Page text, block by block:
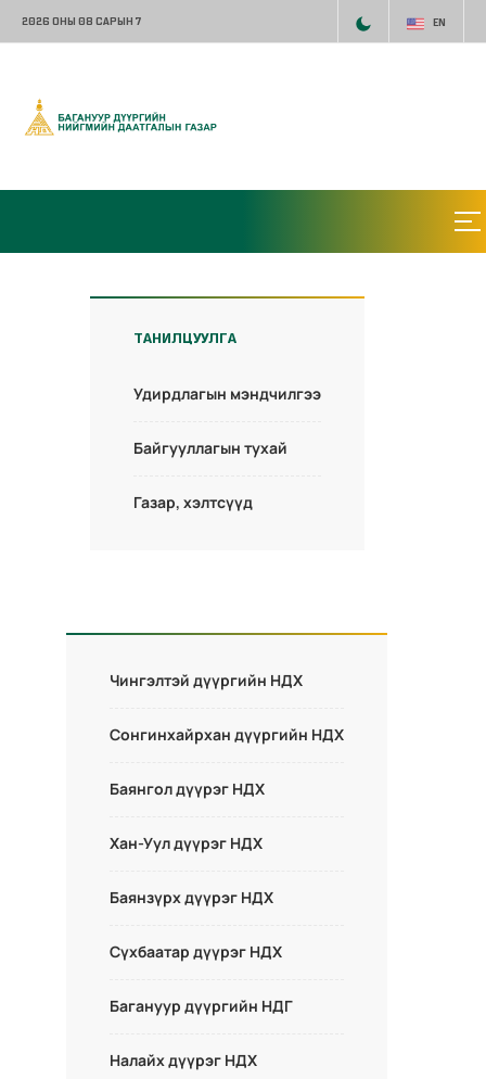
2026 ОНЫ 08 САРЫН 7 EN
ТАНИЛЦУУЛГА
Удирдлагын мэндчилгээ
Байгууллагын тухай
Газар, хэлтсүүд
Чингэлтэй дүүргийн НДХ
Сонгинхайрхан дүүргийн НДХ
Баянгол дүүрэг НДХ
Хан-Уул дүүрэг НДХ
Баянзүрх дүүрэг НДХ
Сүхбаатар дүүрэг НДХ
Багануур дүүргийн НДГ
Налайх дүүрэг НДХ